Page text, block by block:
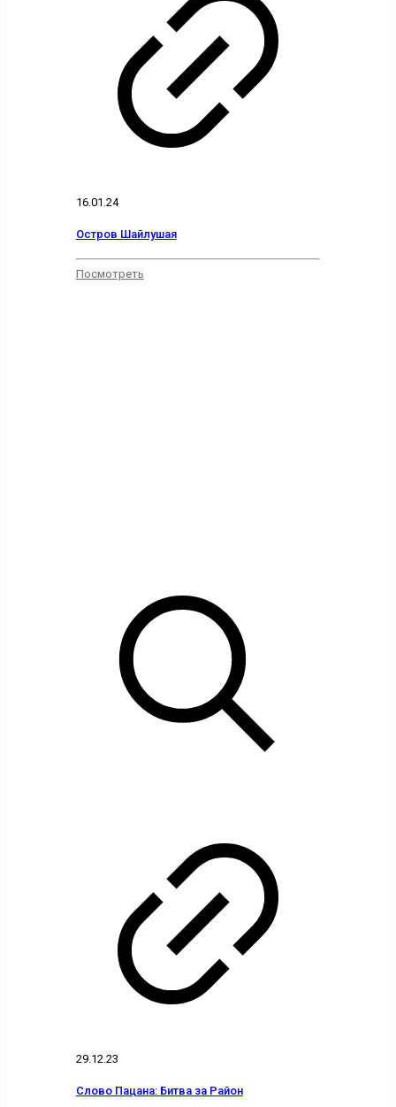
16.01.24
Остров Шайлушая
Посмотреть
29.12.23
Слово Пацана: Битва за Район